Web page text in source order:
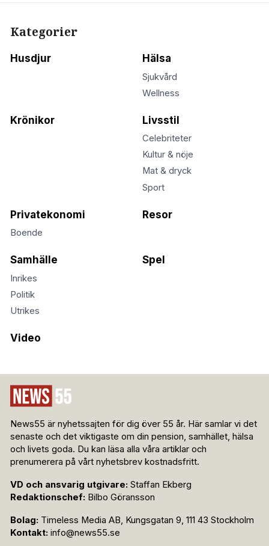
Kategorier
Husdjur Hälsa
Sjukvård
Wellness
Krönikor Livsstil
Celebriteter
Kultur & nöje
Mat & dryck
Sport
Privatekonomi
Boende
Resor
Samhälle
Inrikes
Politik
Utrikes
Spel
Video
News55 är nyhetssajten för dig över 55 år. Här samlar vi det
senaste och det viktigaste om din pension, samhället, hälsa
och livets goda. Du kan läsa alla våra artiklar och
prenumerera på vårt nyhetsbrev kostnadsfritt.
VD och ansvarig utgivare: Staffan Ekberg
Redaktionschef: Bilbo Göransson
Bolag: Timeless Media AB, Kungsgatan 9, 111 43 Stockholm
Kontakt: info@news55.se